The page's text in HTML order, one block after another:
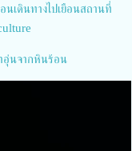
นเดินทางไปเยือนสถานที่
อุ่นจากหินร้อน